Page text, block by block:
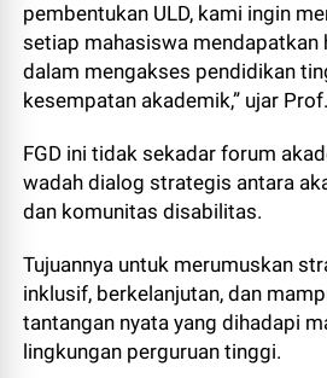
pembentukan ULD, kami ingin
setiap mahasiswa mendapatkan
dalam mengakses pendidikan
kesempatan akademik,” ujar
FGD ini tidak sekadar forum
wadah dialog strategis antara
dan komunitas disabilitas.
Tujuannya untuk merumuskan
inklusif, berkelanjutan, dan
tantangan nyata yang dihadapi
lingkungan perguruan tinggi.